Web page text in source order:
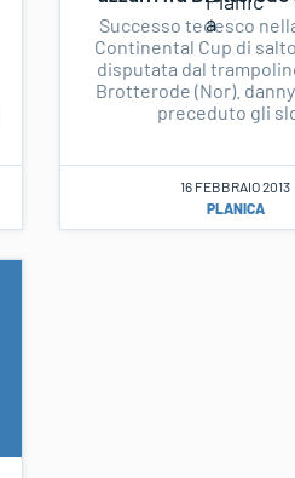
Successo tedesco
Continental Cup di
disputata dal
Brotterode (Nor).
preceduto gli
16 FEBBRAIO 2013
PLANICA